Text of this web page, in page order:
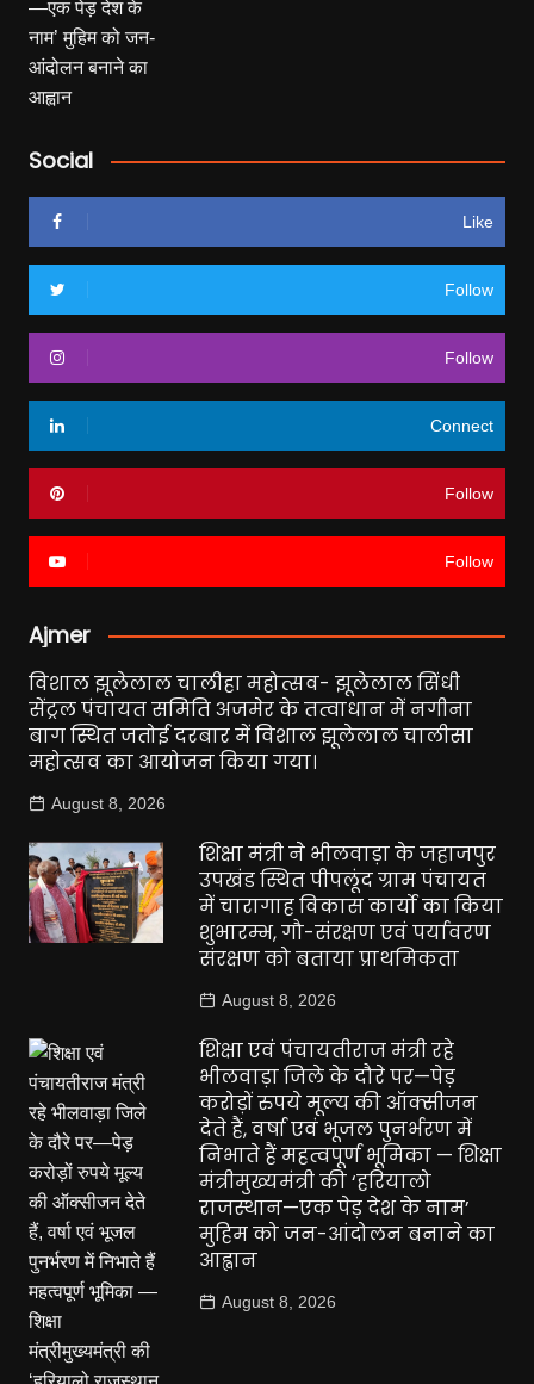
Social
Like
Follow
Follow
Connect
Follow
Follow
Ajmer
विशाल झूलेलाल चालीहा महोत्सव- झूलेलाल सिंधी
सेंट्रल पंचायत समिति अजमेर के तत्वाधान में नगीना
बाग स्थित जतोई दरबार में विशाल झूलेलाल चालीसा
महोत्सव का आयोजन किया गया।
August 8, 2026
शिक्षा मंत्री ने भीलवाड़ा के जहाजपुर
उपखंड स्थित पीपलूंद ग्राम पंचायत
में चारागाह विकास कार्यो का किया
शुभारम्भ, गौ-संरक्षण एवं पर्यावरण
संरक्षण को बताया प्राथमिकता
August 8, 2026
शिक्षा एवं पंचायतीराज मंत्री रहे
भीलवाड़ा जिले के दौरे पर—पेड़
करोड़ों रुपये मूल्य की ऑक्सीजन
देते हैं, वर्षा एवं भूजल पुनर्भरण में
निभाते हैं महत्वपूर्ण भूमिका — शिक्षा
मंत्रीमुख्यमंत्री की ‘हरियालो
राजस्थान—एक पेड़ देश के नाम’
मुहिम को जन-आंदोलन बनाने का
आह्वान
August 8, 2026